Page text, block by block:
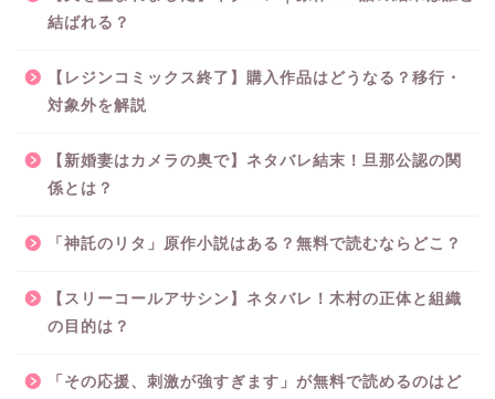
結ばれる？
【レジンコミックス終了】購入作品はどうなる？移行・
対象外を解説
【新婚妻はカメラの奥で】ネタバレ結末！旦那公認の関
係とは？
「神託のリタ」原作小説はある？無料で読むならどこ？
【スリーコールアサシン】ネタバレ！木村の正体と組織
の目的は？
「その応援、刺激が強すぎます」が無料で読めるのはど